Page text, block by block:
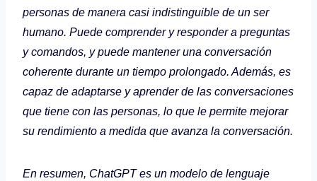
personas de manera casi indistinguible de un ser
humano. Puede comprender y responder a preguntas
y comandos, y puede mantener una conversación
coherente durante un tiempo prolongado. Además, es
capaz de adaptarse y aprender de las conversaciones
que tiene con las personas, lo que le permite mejorar
su rendimiento a medida que avanza la conversación.
En resumen, ChatGPT es un modelo de lenguaje